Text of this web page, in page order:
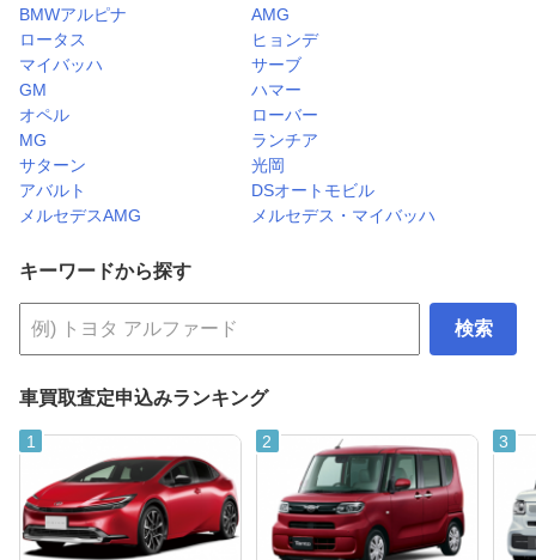
BMWアルピナ
AMG
ロータス
ヒョンデ
マイバッハ
サーブ
GM
ハマー
オペル
ローバー
MG
ランチア
サターン
光岡
アバルト
DSオートモビル
メルセデスAMG
メルセデス・マイバッハ
キーワードから探す
検索
車買取査定申込みランキング